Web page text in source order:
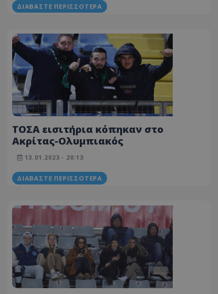
ΔΙΑΒΆΣΤΕ ΠΕΡΙΣΣΌΤΕΡΑ
ΤΟΣΑ εισιτήρια κόπηκαν στο
Ακρίτας-Ολυμπιακός
13.01.2023 - 20:13
ΔΙΑΒΆΣΤΕ ΠΕΡΙΣΣΌΤΕΡΑ